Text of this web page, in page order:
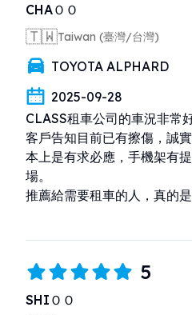
CHAＯＯ
🇹🇼Taiwan (臺灣/台灣)
TOYOTA ALPHARD
2025-09-28
CLASS租車公司的車況非常
客戶告知目前已有擦傷，誠
本上是有求必應，手機架有
場。
推薦給需要租車的人，真的
5
SHIＯＯ